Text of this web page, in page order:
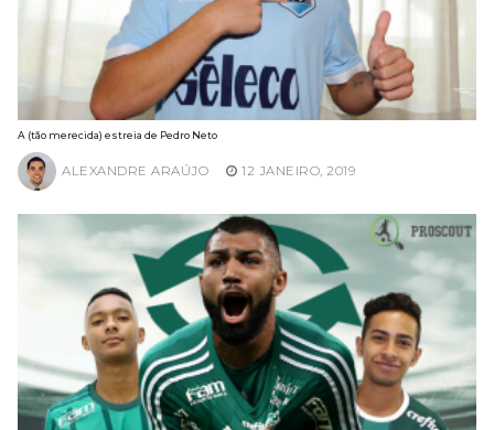
A (tão merecida) estreia de Pedro Neto
ALEXANDRE ARAÚJO 12 JANEIRO, 2019